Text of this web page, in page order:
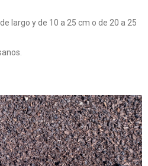
largo y de 10 a 25 cm o de 20 a 25